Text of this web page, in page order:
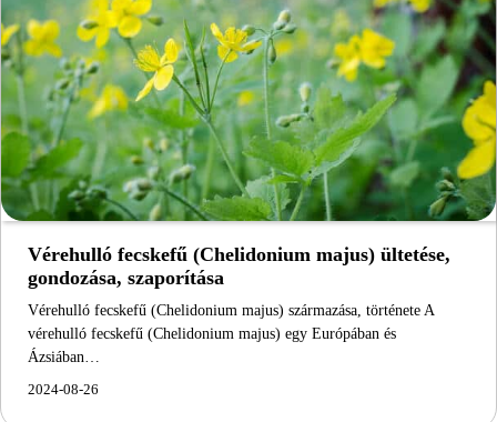
Vérehulló fecskefű (Chelidonium majus) ültetése,
gondozása, szaporítása
Vérehulló fecskefű (Chelidonium majus) származása, története A
vérehulló fecskefű (Chelidonium majus) egy Európában és
Ázsiában…
2024-08-26